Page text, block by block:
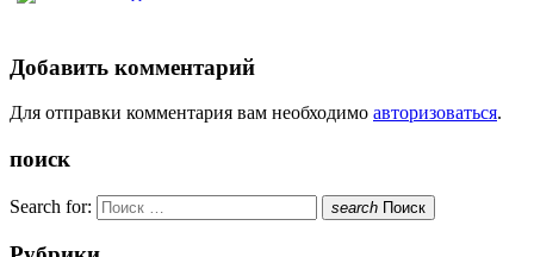
Добавить комментарий
Для отправки комментария вам необходимо авторизоваться.
поиск
Search for: search Поиск